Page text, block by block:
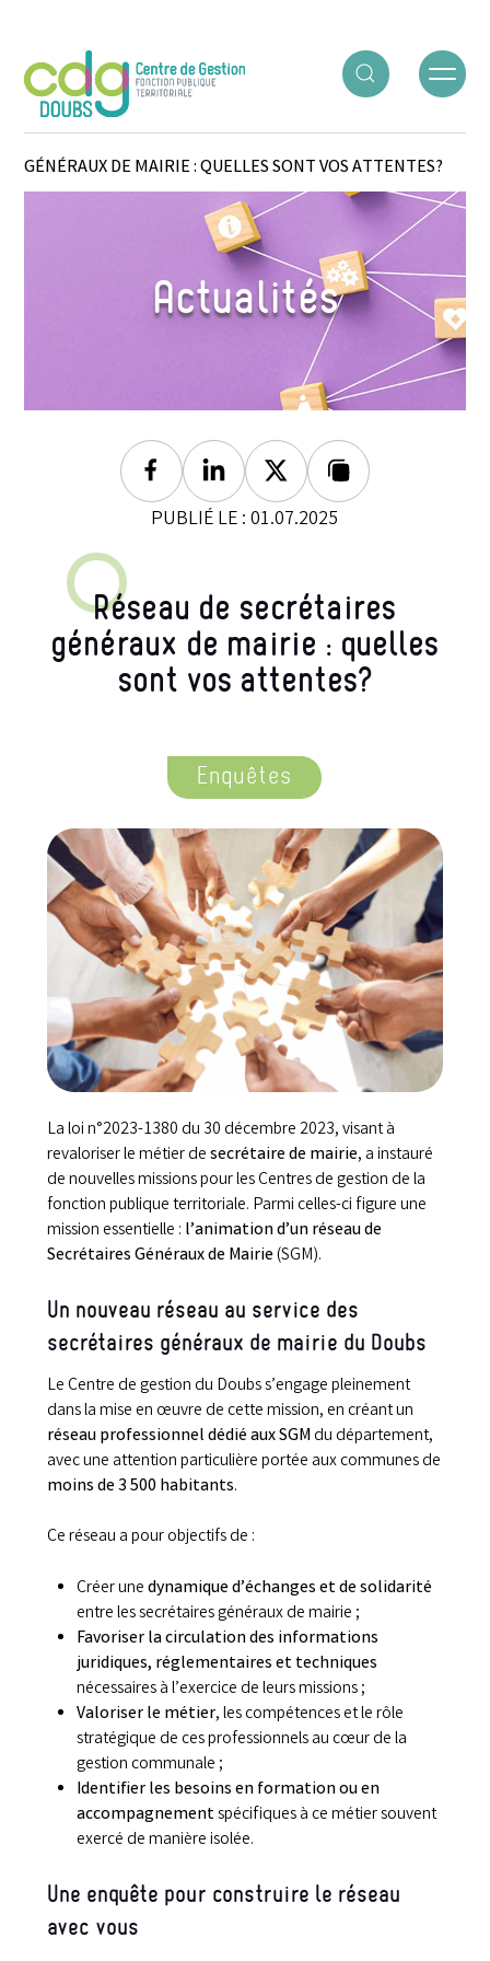
ACCUEIL○ACTUALITÉS○RÉSEAU DE SECRÉTAIRES
GÉNÉRAUX DE MAIRIE : QUELLES SONT VOS ATTENTES?
Actualités
FacebookLinkedinTwitterLien copié
PUBLIÉ LE : 01.07.2025
Réseau de secrétaires
généraux de mairie : quelles
sont vos attentes?
Enquêtes
La loi n°2023-1380 du 30 décembre 2023, visant à
revaloriser le métier desecrétaire de mairie, a instauré
de nouvelles missions pour les Centres de gestion de la
fonction publique territoriale. Parmi celles-ci figure une
mission essentielle : l’animation d’un réseau de
Secrétaires Généraux de Mairie(SGM).
Un nouveau réseau au service des
secrétaires généraux de mairie du Doubs
Le Centre de gestion du Doubs s’engage pleinement
dans la mise en œuvre de cette mission, en créant un
réseau professionnel dédié aux SGMdu département,
avec une attention particulière portée aux communes de
moins de 3 500 habitants.
Ce réseau a pour objectifs de :
Créer unedynamique d’échanges et de solidarité
entre les secrétaires généraux de mairie ;
Favoriser la circulation des informations
juridiques, réglementaires et techniques
nécessaires à l’exercice de leurs missions ;
Valoriser le métier, les compétences et le rôle
stratégique de ces professionnels au cœur de la
gestion communale ;
Identifier les besoins en formation ou en
accompagnementspécifiques à ce métier souvent
exercé de manière isolée.
Une enquête pour construire le réseau
avec vous